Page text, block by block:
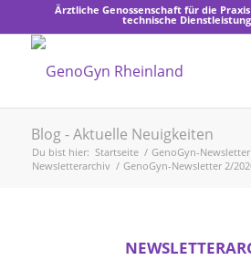
Ärztliche Genossenschaft für die
technische
Blog - Aktuelle Neuigkeiten
Du bist hier: Startseite / GenoGyn-
Newsletterarchiv / GenoGyn-Newsletter 2/